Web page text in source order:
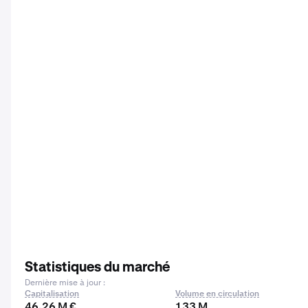
Statistiques du marché
Dernière mise à jour :
Capitalisation
Volume en circulation